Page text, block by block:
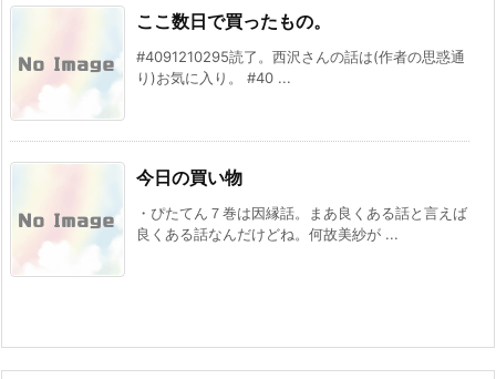
ここ数日で買ったもの。
#4091210295読了。西沢さんの話は(作者の思惑通
り)お気に入り。 #40 ...
今日の買い物
・ぴたてん７巻は因縁話。まあ良くある話と言えば
良くある話なんだけどね。何故美紗が ...